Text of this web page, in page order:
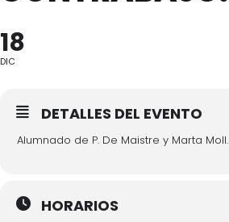
18
DIC
DETALLES DEL EVENTO
Alumnado de P. De Maistre y Marta Moll.
HORARIOS